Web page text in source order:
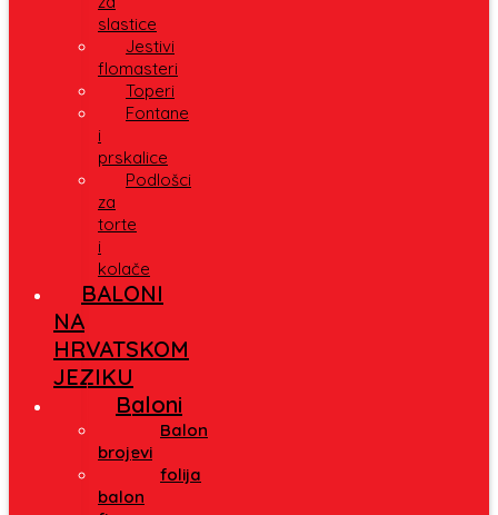
slastice
Jestivi
flomasteri
Toperi
Fontane
i
prskalice
Podlošci
za
torte
i
kolače
BALONI
NA
HRVATSKOM
JEZIKU
Baloni
Balon
brojevi
folija
balon